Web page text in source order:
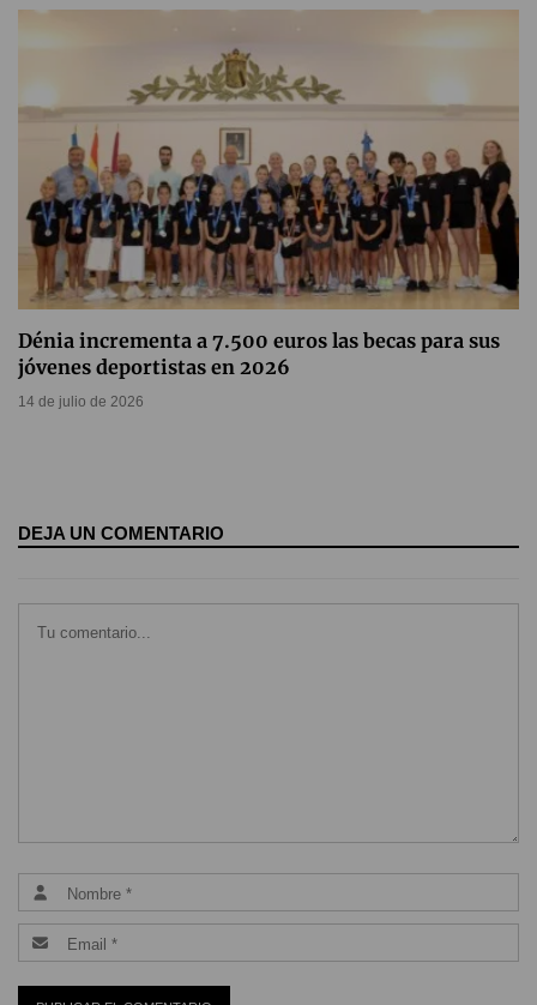
Dénia incrementa a 7.500 euros las becas para sus
jóvenes deportistas en 2026
14 de julio de 2026
DEJA UN COMENTARIO